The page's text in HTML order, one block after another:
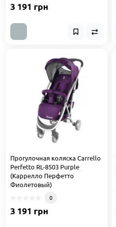
3 191 грн
Прогулочная коляска Carrello
Perfetto RL-8503 Purple
(Каррелло Перфетто
Фиолетовый)
0
3 191 грн